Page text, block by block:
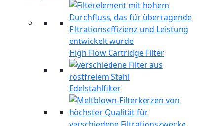
High Flow Cartridge Filter
Edelstahlfilter